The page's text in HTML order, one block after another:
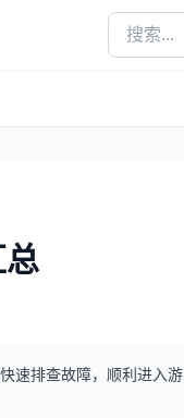
总
速排查故障，顺利进入游